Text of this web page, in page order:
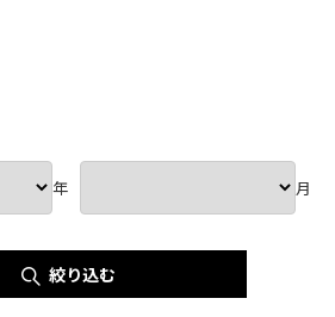
年 月
絞り込む